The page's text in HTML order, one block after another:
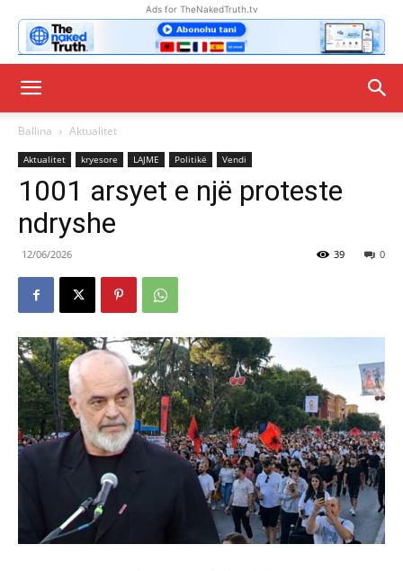
Ads for TheNakedTruth.tv
Ballina Aktualitet
Aktualitet kryesore LAJME Politikë Vendi
1001 arsyet e një proteste
ndryshe
12/06/2026 0
39